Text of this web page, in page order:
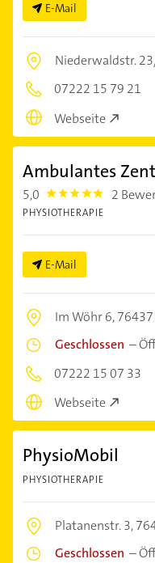
E-Mail
Niederwaldstr.
07222 15 79 21
Webseite
Ambulantes
5,0 5.0 2
PHYSIOTHERAPIE
E-Mail
Im Wöhr 6,
Geschlossen –
07222 15 07 33
Webseite
PhysioMobil
PHYSIOTHERAPIE
Platanenstr. 3,
Geschlossen –